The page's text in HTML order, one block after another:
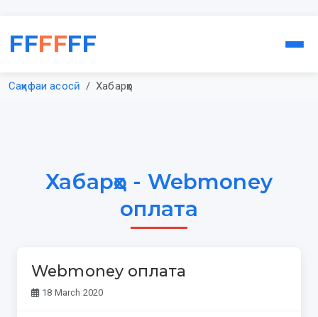
FFFFFF
Саҳифаи асосӣ Хабарҳо
Хабарҳо - Webmoney
оплата
Webmoney оплата
18 March 2020